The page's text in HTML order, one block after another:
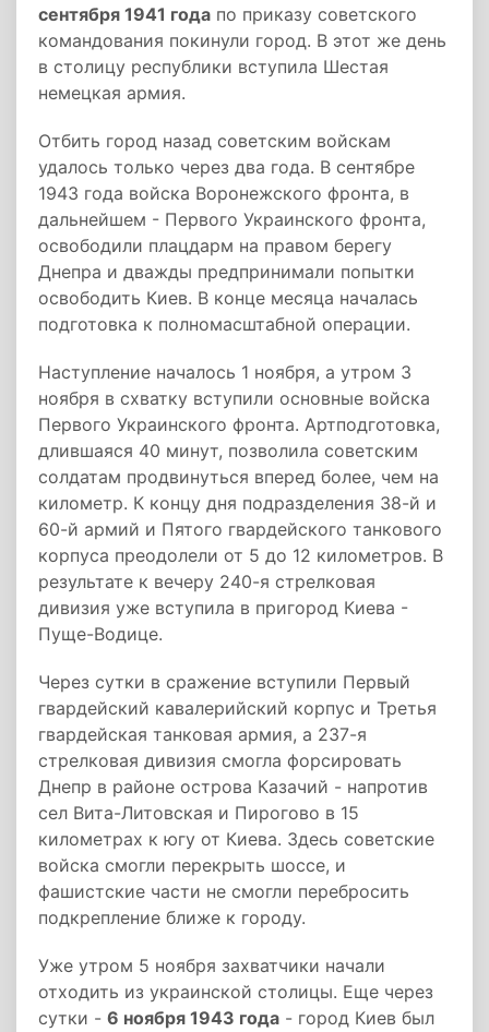
сентября 1941 года по приказу советского
командования покинули город. В этот же день
в столицу республики вступила Шестая
немецкая армия.
Отбить город назад советским войскам
удалось только через два года. В сентябре
1943 года войска Воронежского фронта, в
дальнейшем - Первого Украинского фронта,
освободили плацдарм на правом берегу
Днепра и дважды предпринимали попытки
освободить Киев. В конце месяца началась
подготовка к полномасштабной операции.
Наступление началось 1 ноября, а утром 3
ноября в схватку вступили основные войска
Первого Украинского фронта. Артподготовка,
длившаяся 40 минут, позволила советским
солдатам продвинуться вперед более, чем на
километр. К концу дня подразделения 38-й и
60-й армий и Пятого гвардейского танкового
корпуса преодолели от 5 до 12 километров. В
результате к вечеру 240-я стрелковая
дивизия уже вступила в пригород Киева -
Пуще-Водице.
Через сутки в сражение вступили Первый
гвардейский кавалерийский корпус и Третья
гвардейская танковая армия, а 237-я
стрелковая дивизия смогла форсировать
Днепр в районе острова Казачий - напротив
сел Вита-Литовская и Пирогово в 15
километрах к югу от Киева. Здесь советские
войска смогли перекрыть шоссе, и
фашистские части не смогли перебросить
подкрепление ближе к городу.
Уже утром 5 ноября захватчики начали
отходить из украинской столицы. Еще через
сутки - 6 ноября 1943 года - город Киев был